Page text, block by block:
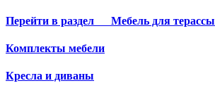
Перейти в раздел Мебель для терассы
Комплекты мебели
Кресла и диваны